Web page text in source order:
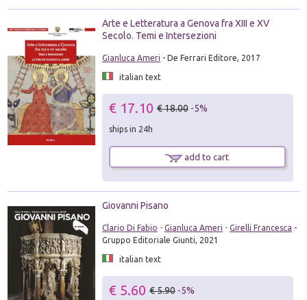
Arte e Letteratura a Genova fra XIII e XV
Secolo. Temi e Intersezioni
Gianluca Ameri - De Ferrari Editore, 2017
italian text
€ 17.10 € 18.00 -5%
ships in 24h
add to cart
Giovanni Pisano
Clario Di Fabio - Gianluca Ameri - Girelli Francesca -
Gruppo Editoriale Giunti, 2021
italian text
€ 5.60 € 5.90 -5%